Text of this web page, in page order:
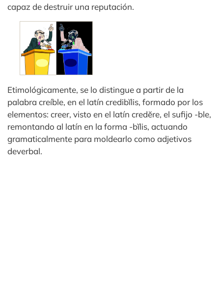
capaz de destruir una reputación.
Etimológicamente, se lo distingue a partir de la
palabra creíble, en el latín credibĭlis, formado por los
elementos: creer, visto en el latín credĕre, el sufijo -ble,
remontando al latín en la forma -bĭlis, actuando
gramaticalmente para moldearlo como adjetivos
deverbal.